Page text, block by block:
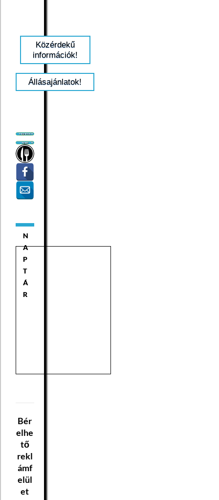
Közérdekű
információk!
Állásajánlatok!
N
A
P
T
Á
R
Bér
elhe
tő
rekl
ámf
elül
et